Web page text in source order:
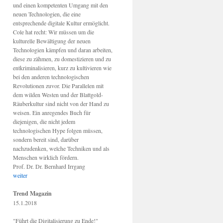
und einen kompetenten Umgang mit den
neuen Technologien, die eine
entsprechende digitale Kultur ermöglicht.
Cole hat recht: Wir müssen um die
kulturelle Bewältigung der neuen
Technologien kämpfen und daran arbeiten,
diese zu zähmen, zu domestizieren und zu
entkriminalisieren, kurz zu kultivieren wie
bei den anderen technologischen
Revolutionen zuvor. Die Parallelen mit
dem wilden Westen und der Blattgold-
Räuberkultur sind nicht von der Hand zu
weisen. Ein anregendes Buch für
diejenigen, die nicht jedem
technologischen Hype folgen müssen,
sondern bereit sind, darüber
nachzudenken, welche Techniken und als
Menschen wirklich fördern.
Prof. Dr. Dr. Bernhard Irrgang
weiter
Trend Magazin
15.1.2018
"Führt die Digitalisierung zu Ende!"